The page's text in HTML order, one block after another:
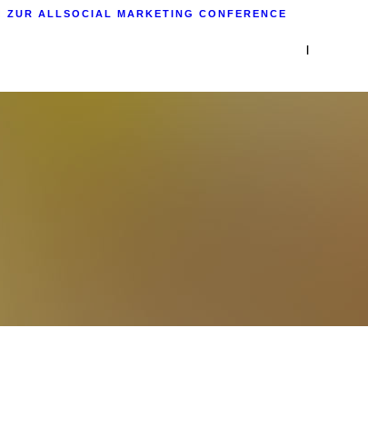
ZUR ALLSOCIAL MARKETING CONFERENCE
|